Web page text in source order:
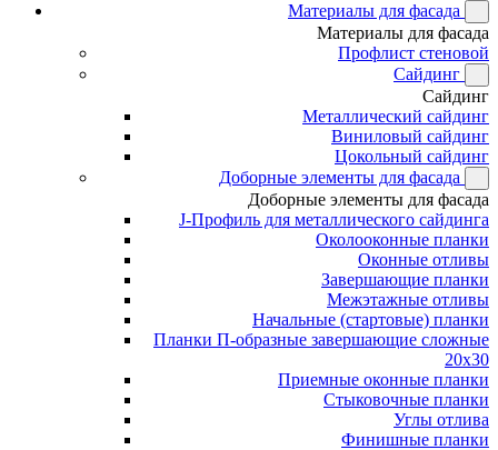
Материалы для фасада
Материалы для фасада
Профлист стеновой
Сайдинг
Сайдинг
Металлический сайдинг
Виниловый сайдинг
Цокольный сайдинг
Доборные элементы для фасада
Доборные элементы для фасада
J-Профиль для металлического сайдинга
Околооконные планки
Оконные отливы
Завершающие планки
Межэтажные отливы
Начальные (стартовые) планки
Планки П-образные завершающие сложные
20x30
Приемные оконные планки
Стыковочные планки
Углы отлива
Финишные планки